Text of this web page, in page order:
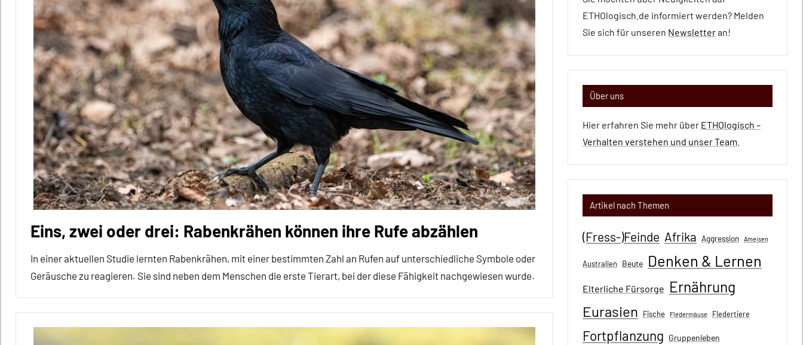
Eins, zwei oder drei: Rabenkrähen können ihre Rufe abzählen
In einer aktuellen Studie lernten Rabenkrähen, mit einer bestimmten Zahl an Rufen auf unterschiedliche Symbole oder
Geräusche zu reagieren. Sie sind neben dem Menschen die erste Tierart, bei der diese Fähigkeit nachgewiesen wurde.
Alle
ETHOlogisch.de informiert werden? Melden
Sie sich für unseren Newsletteran!
Über uns
Hier erfahren Sie mehr über ETHOlogisch –
Verhalten verstehen und unser Team
Artikel nach Themen
(Fress-)Feinde Afrika Aggression Ameisen
Australien Beute Denken & Lernen
Elterliche Fürsorge Ernährung
Eurasien Fische Fledermäuse Fledertiere
Fortpflanzung Gruppenleben